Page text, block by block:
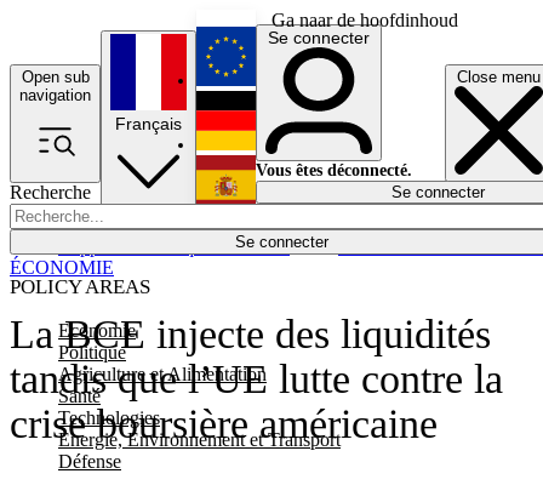
Ga naar de hoofdinhoud
Open sub
navigation
Close menu
Recherche
Se connecter
POLICY AREAS
Economie
Politique
Agriculture et Alimentation
Santé
Technologies
Energie, Environnement et Transport
Défense
Économie
Français
English
Deutsch
Español
Se connecter
Vous êtes déconnecté.
Se connecter
La BCE injecte des liquidités
tandis que l’UE lutte contre la
crise boursière américaine
ÉCONOMIE